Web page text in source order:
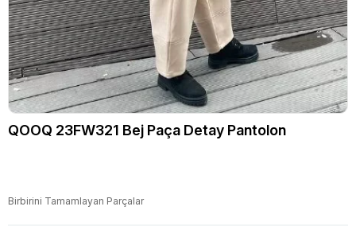
QOOQ 23FW321 Bej Paça Detay Pantolon
Birbirini Tamamlayan Parçalar